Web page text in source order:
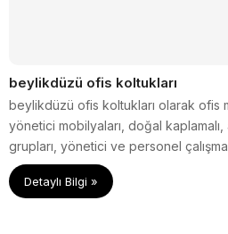
beylikdüzü ofis koltukları
beylikdüzü ofis koltukları olarak ofis
yönetici mobilyaları, doğal kaplamalı,
grupları, yönetici ve personel
kanepe ve bekleme grupları, çelik
kartotDetaylı Bilgi »